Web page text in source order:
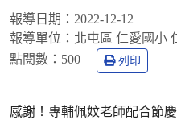
報導日期： 2022-12-12
報導單位： 北屯區 仁愛國小
點閱數： 500 列印
感謝！專輔佩妏老師配合節